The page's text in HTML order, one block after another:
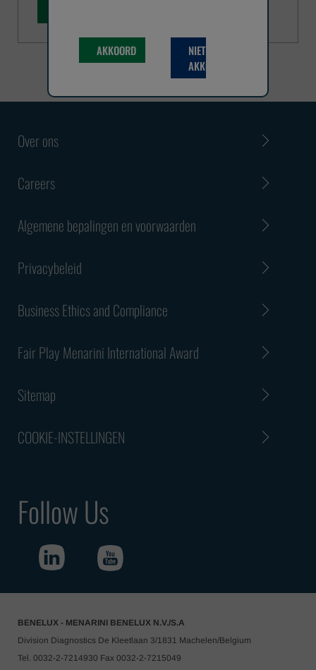
AKKOORD
NIET
AKKOORD
Over ons
Careers
Algemene bepalingen en voorwaarden
Privacybeleid
Business Ethics and Compliance
Fair Play Menarini International Award
Sitemap
COOKIE-INSTELLINGEN
Follow Us
BENELUX - MENARINI BENELUX N.V./S.A
Division Diagnostics De Kleetlaan 3/1831 Machelen/Belgium
Tel. 0032-2-7214930 Fax 0032-2-7215049